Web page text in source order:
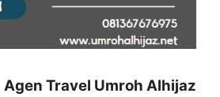
Travel Umroh Alhijaz